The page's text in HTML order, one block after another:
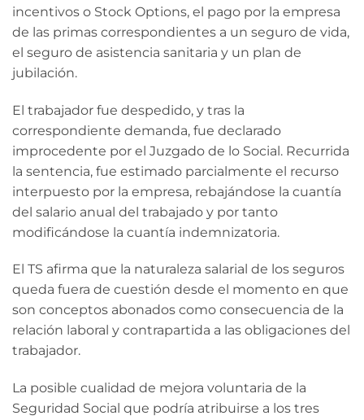
incentivos o Stock Options, el pago por la empresa
de las primas correspondientes a un seguro de vida,
el seguro de asistencia sanitaria y un plan de
jubilación.
El trabajador fue despedido, y tras la
correspondiente demanda, fue declarado
improcedente por el Juzgado de lo Social. Recurrida
la sentencia, fue estimado parcialmente el recurso
interpuesto por la empresa, rebajándose la cuantía
del salario anual del trabajado y por tanto
modificándose la cuantía indemnizatoria.
El TS afirma que la naturaleza salarial de los seguros
queda fuera de cuestión desde el momento en que
son conceptos abonados como consecuencia de la
relación laboral y contrapartida a las obligaciones del
trabajador.
La posible cualidad de mejora voluntaria de la
Seguridad Social que podría atribuirse a los tres